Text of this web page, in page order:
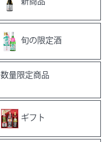
旬の限定酒
数量限定商品
ギフト